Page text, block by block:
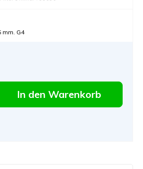
G4
In den Warenkorb